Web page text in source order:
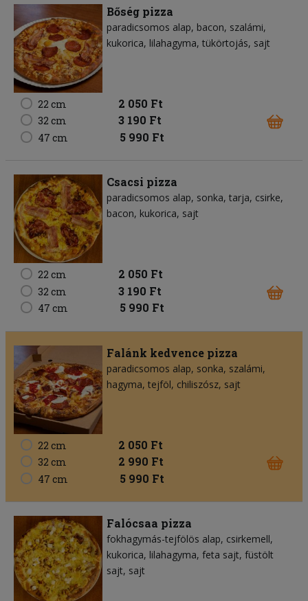
Bőség pizza
paradicsomos alap bacon szalámi
kukorica lilahagyma tükörtojás sajt
22 cm 2 050 Ft
32 cm 3 190 Ft
47 cm 5 990 Ft
Csacsi pizza
paradicsomos alap sonka tarja csirke
bacon kukorica sajt
22 cm 2 050 Ft
32 cm 3 190 Ft
47 cm 5 990 Ft
Falánk kedvence pizza
paradicsomos alap sonka szalámi
hagyma tejföl chiliszósz sajt
22 cm 2 050 Ft
32 cm 2 990 Ft
47 cm 5 990 Ft
Falócsaa pizza
fokhagymás-tejfölös alap csirkemell
kukorica lilahagyma feta sajt füstölt
sajt sajt